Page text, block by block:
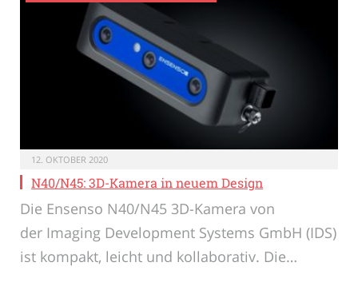
12. OKTOBER 2020
N40/N45: 3D-Kamera in neuem Design
Die Ensenso N40/N45 3D-Kamera von
der Imaging Development Systems GmbH (IDS)
ist kompakt, leicht und kollaborativ. Die…